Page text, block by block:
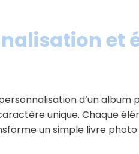
et
d’un album
unique. Chaque
un simple livre